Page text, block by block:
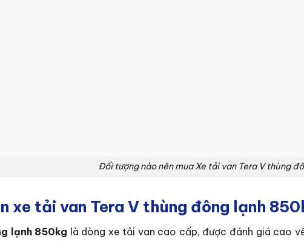
Đối tượng nào nên mua Xe tải van Tera V thùng
xe tải van Tera V thùng đông lạnh
lạnh 850kg là dòng xe tải van cao cấp, được đánh giá cao